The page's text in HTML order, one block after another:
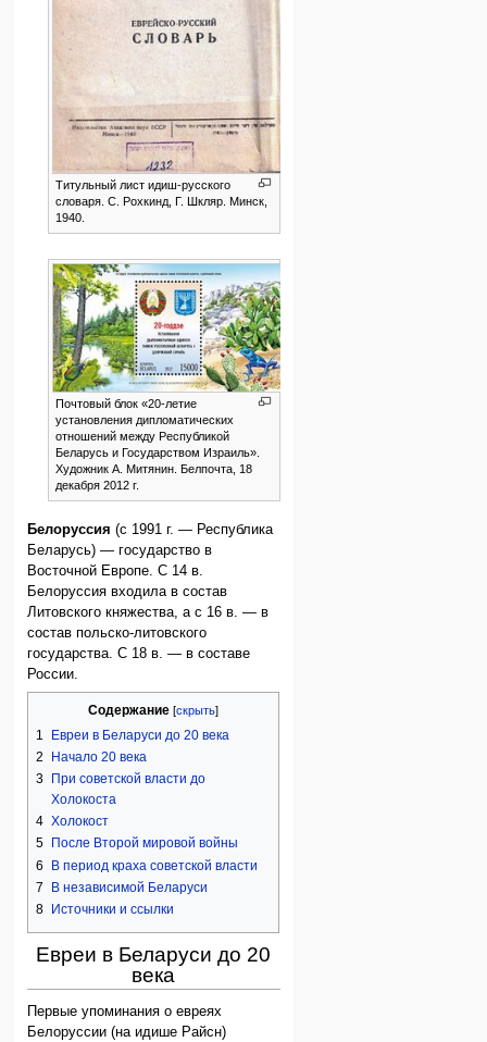
Титульный лист идиш-русского
словаря. С. Рохкинд, Г. Шкляр. Минск,
1940.
Почтовый блок «20-летие
установле­ния дипломати­ческих
отношений между Республикой
Беларусь и Государ­ством Израиль».
Художник А. Митянин. Белпочта, 18
декабря 2012 г.
Белоруссия (с 1991 г. — Республика
Беларусь) — государство в
Восточной Европе. С 14 в.
Белоруссия входила в состав
Литовского княжества, а с 16 в. — в
состав польско-литовского
государства. С 18 в. — в составе
России.
Содержание
1
Евреи в Беларуси до 20 века
2
Начало 20 века
3
При советской власти до
Холокоста
4 Холокост
5
После Второй мировой войны
6
В период краха советской власти
7
В независимой Беларуси
8
Источники и ссылки
Евреи в Беларуси до 20
века
Первые упоминания о евреях
Белоруссии (на идише Райсн)